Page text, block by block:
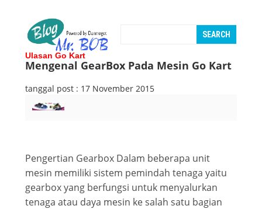
Ulasan Go Kart
Mengenal GearBox Pada Mesin Go Kart
tanggal post : 17 November 2015
Pengertian Gearbox Dalam beberapa unit
mesin memiliki sistem pemindah tenaga yaitu
gearbox yang berfungsi untuk menyalurkan
tenaga atau daya mesin ke salah satu bagian